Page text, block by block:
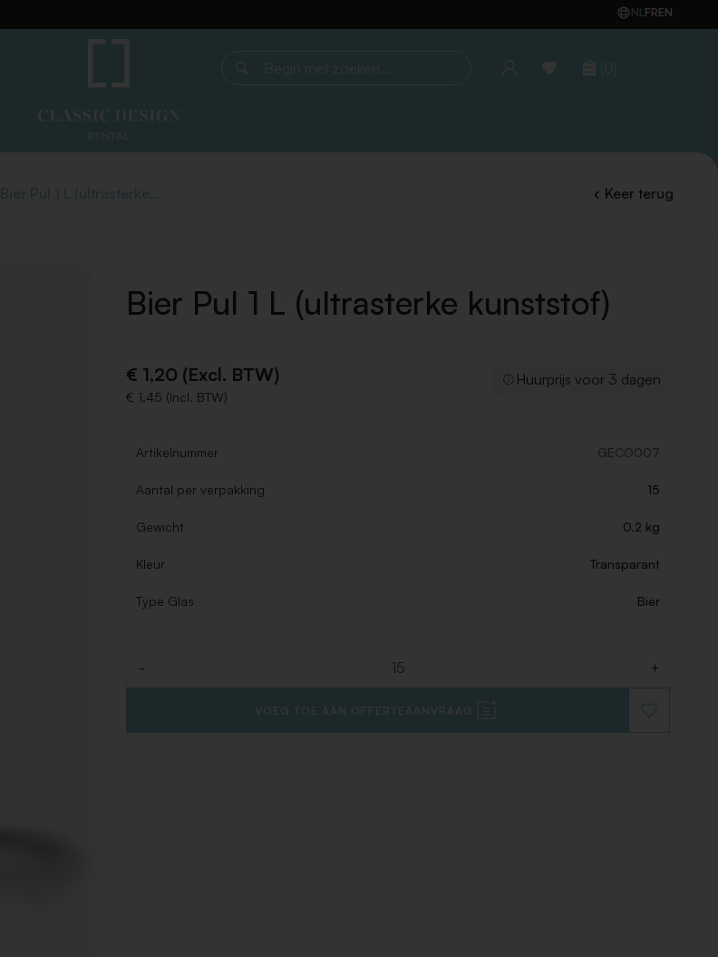
NLFREN
Begin met zoeken... (0)
Bier Pul 1 L (ultrasterke... Keer terug
Bier Pul 1 L (ultrasterke kunststof)
€ 1,20 (Excl. BTW)
€ 1,45 (Incl. BTW)
Huurprijs voor 3 dagen
Artikelnummer GECO007
Aantal per verpakking 15
Gewicht 0.2 kg
Kleur Transparant
Type Glas Bier
- +
VOEG TOE AAN OFFERTEAANVRAAG
TOE